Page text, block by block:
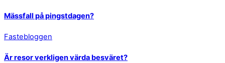
Mässfall på pingstdagen?
Fastebloggen
Är resor verkligen värda besväret?